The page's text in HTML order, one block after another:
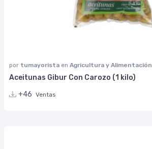
por tumayorista en Agricultura y Alimentación
Aceitunas Gibur Con Carozo (1 kilo)
+46 Ventas